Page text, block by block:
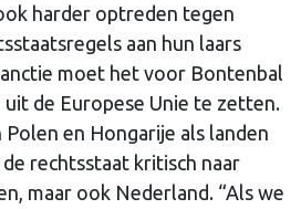
harder optreden tegen
aan hun laars
moet het voor Bontenbal
de Europese Unie te zetten.
en Hongarije als landen
rechtsstaat kritisch naar
maar ook Nederland. “Als we